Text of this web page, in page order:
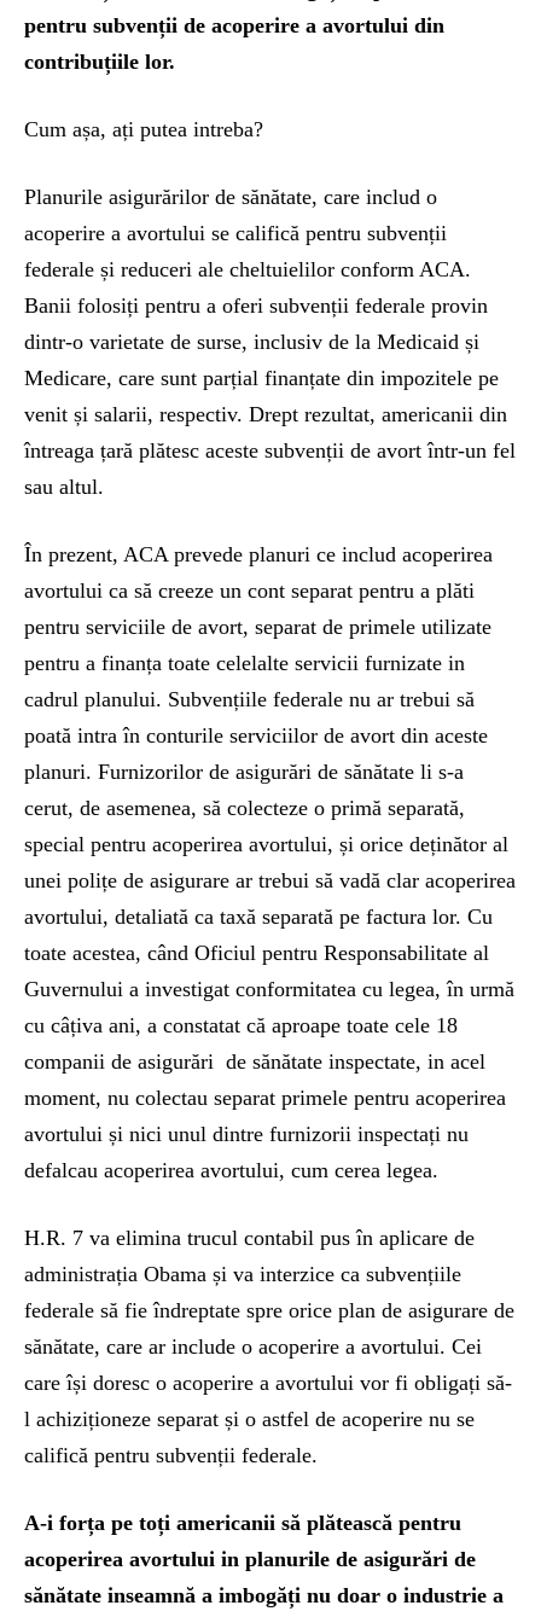
pentru subvenții de acoperire a avortului din
contribuțiile lor.
Cum așa, ați putea intreba?
Planurile asigurărilor de sănătate, care includ o
acoperire a avortului se califică pentru subvenții
federale și reduceri ale cheltuielilor conform ACA.
Banii folosiți pentru a oferi subvenții federale provin
dintr-o varietate de surse, inclusiv de la Medicaid și
Medicare, care sunt parțial finanțate din impozitele pe
venit și salarii, respectiv. Drept rezultat, americanii din
întreaga țară plătesc aceste subvenții de avort într-un fel
sau altul.
În prezent, ACA prevede planuri ce includ acoperirea
avortului ca să creeze un cont separat pentru a plăti
pentru serviciile de avort, separat de primele utilizate
pentru a finanța toate celelalte servicii furnizate in
cadrul planului. Subvențiile federale nu ar trebui să
poată intra în conturile serviciilor de avort din aceste
planuri. Furnizorilor de asigurări de sănătate li s-a
cerut, de asemenea, să colecteze o primă separată,
special pentru acoperirea avortului, și orice deținător al
unei polițe de asigurare ar trebui să vadă clar acoperirea
avortului, detaliată ca taxă separată pe factura lor. Cu
toate acestea, când Oficiul pentru Responsabilitate al
Guvernului a investigat conformitatea cu legea, în urmă
cu câțiva ani, a constatat că aproape toate cele 18
companii de asigurări de sănătate inspectate, in acel
moment, nu colectau separat primele pentru acoperirea
avortului și nici unul dintre furnizorii inspectați nu
defalcau acoperirea avortului, cum cerea legea.
H.R. 7 va elimina trucul contabil pus în aplicare de
administrația Obama și va interzice ca subvențiile
federale să fie îndreptate spre orice plan de asigurare de
sănătate, care ar include o acoperire a avortului. Cei
care își doresc o acoperire a avortului vor fi obligați să-
l achiziționeze separat și o astfel de acoperire nu se
califică pentru subvenții federale.
A-i forța pe toți americanii să plătească pentru
acoperirea avortului in planurile de asigurări de
sănătate inseamnă a imbogăți nu doar o industrie a